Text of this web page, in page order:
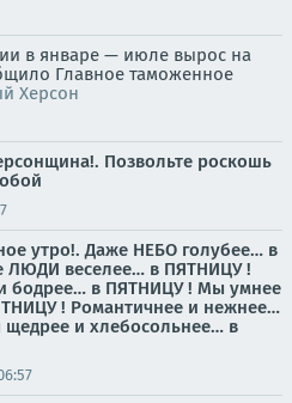
в январе — июле вырос на
Главное таможенное
Херсон
Позвольте роскошь
утро!. Даже НЕБО голубее… в
ЛЮДИ веселее… в ПЯТНИЦУ !
бодрее… в ПЯТНИЦУ ! Мы умнее
! Романтичнее и нежнее…
и хлебосольнее… в